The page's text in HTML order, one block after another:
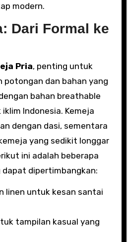
modern.
Dari Formal ke
Pria, penting untuk
potongan dan bahan yang
bahan breathable
Indonesia. Kemeja
dengan dasi, sementara
yang sedikit longgar
ini adalah beberapa
dapat dipertimbangkan:
linen untuk kesan santai
tampilan kasual yang